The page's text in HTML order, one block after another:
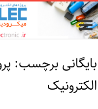
بایگانی برچسب:
الکترونیک